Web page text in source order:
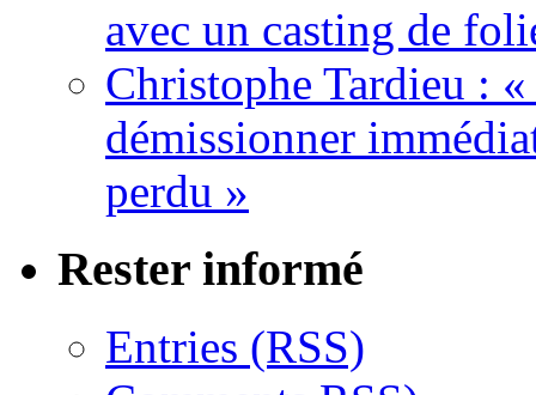
avec un casting de
Christophe Tardieu : «
démissionner
perdu »
Rester informé
Entries (RSS)